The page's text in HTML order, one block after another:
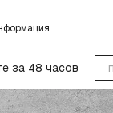
за 48 часов